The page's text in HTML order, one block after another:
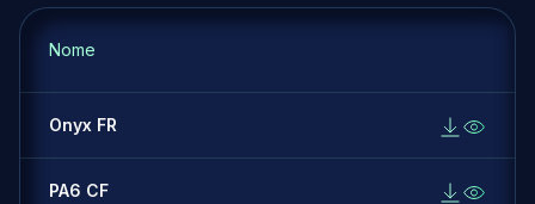
Nome
Onyx FR
PA6 CF